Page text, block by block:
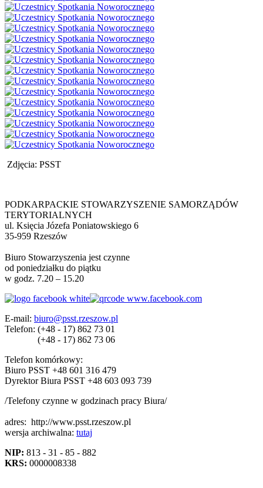
Zdjęcia: PSST
PODKARPACKIE STOWARZYSZENIE SAMORZĄDÓW
TERYTORIALNYCH
ul. Księcia Józefa Poniatowskiego 6
35-959 Rzeszów
Biuro Stowarzyszenia jest czynne
od poniedziałku do piątku
w godz. 7.20 – 15.20
E-mail: biuro@psst.rzeszow.pl
Telefon: (+48 - 17) 862 73 01
(+48 - 17) 862 73 06
Telefon komórkowy:
Biuro PSST +48 601 316 479
Dyrektor Biura PSST +48 603 093 739
/Telefony czynne w godzinach pracy Biura/
adres: http://www.psst.rzeszow.pl
wersja archiwalna: tutaj
NIP: 813 - 31 - 85 - 882
KRS: 0000008338